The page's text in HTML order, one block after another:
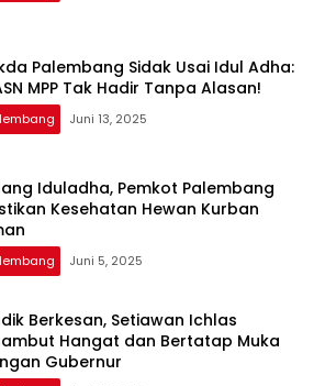
Palembang Sidak Usai Idul Adha:
MPP Tak Hadir Tanpa Alasan!
Juni 13, 2025
Iduladha, Pemkot Palembang
Kesehatan Hewan Kurban
Juni 5, 2025
Berkesan, Setiawan Ichlas
Hangat dan Bertatap Muka
Gubernur